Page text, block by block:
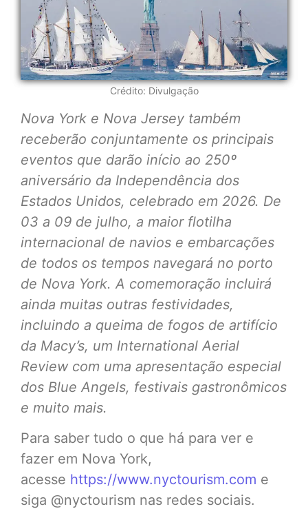
Crédito: Divulgação
Nova York e Nova Jersey também
receberão conjuntamente os principais
eventos que darão início ao 250º
aniversário da Independência dos
Estados Unidos, celebrado em 2026. De
03 a 09 de julho, a maior flotilha
internacional de navios e embarcações
de todos os tempos navegará no porto
de Nova York. A comemoração incluirá
ainda muitas outras festividades,
incluindo a queima de fogos de artifício
da Macy’s, um International Aerial
Review com uma apresentação especial
dos Blue Angels, festivais gastronômicos
e muito mais.
Para saber tudo o que há para ver e
fazer em Nova York,
acesse https://www.nyctourism.com e
siga @nyctourism nas redes sociais.